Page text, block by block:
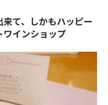
て、しかもハッピー
インショップ